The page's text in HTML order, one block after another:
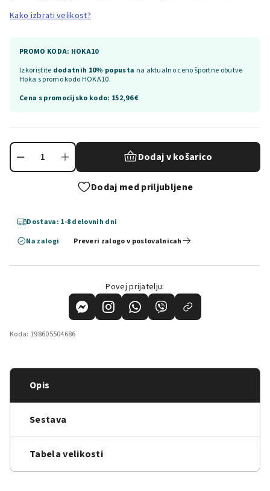
Kako izbrati velikost?
PROMO KODA: HOKA10
Izkoristite dodatnih 10% popusta na aktualno ceno športne obutve
Hoka s promo kodo HOKA10.
Cena s promocijsko kodo: 152,96 €
Dodaj v košarico
Dodaj med priljubljene
Dostava: 1-8 delovnih dni
Na zalogi
Preveri zalogo v poslovalnicah
Povej prijatelju:
Koda: 198605504686
Opis
Sestava
Tabela velikosti